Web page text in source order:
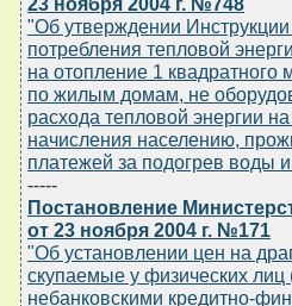
"Об утверждении
потребления тепловой
на отопление 1
по жилым домам, не
расхода тепловой энергии
начисления населению,
платежей за подогрев воды
-----
Постановление
от 23 ноября 2004 г. №171
"Об установлении цен на
скупаемые у физических
небанковскими кредитно-